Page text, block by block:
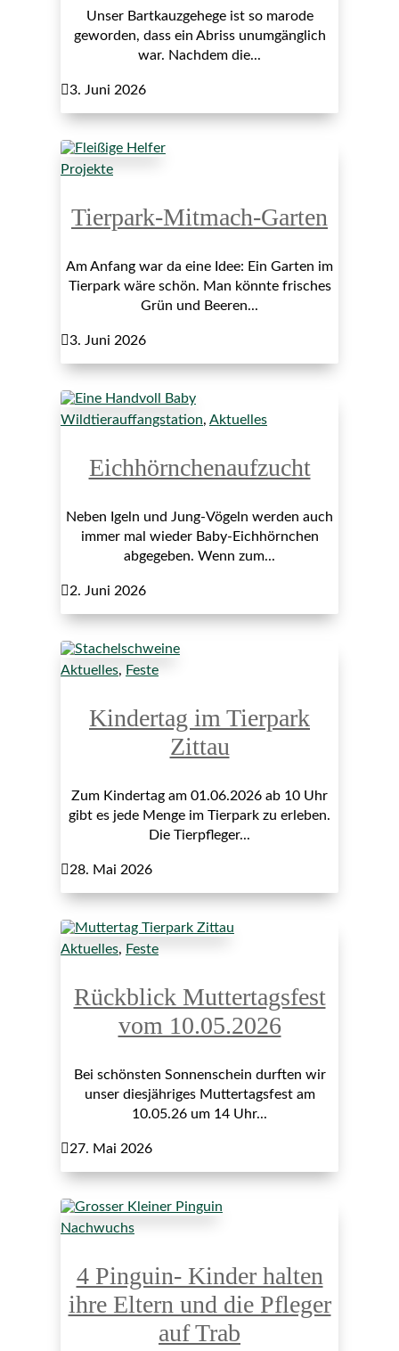
Unser Bartkauzgehege ist so marode
geworden, dass ein Abriss unumgänglich
war. Nachdem die...
3. Juni 2026
Projekte
Tierpark-Mitmach-Garten
Am Anfang war da eine Idee: Ein Garten im
Tierpark wäre schön. Man könnte frisches
Grün und Beeren...
3. Juni 2026
Wildtierauffangstation, Aktuelles
Eichhörnchenaufzucht
Neben Igeln und Jung-Vögeln werden auch
immer mal wieder Baby-Eichhörnchen
abgegeben. Wenn zum...
2. Juni 2026
Aktuelles, Feste
Kindertag im Tierpark
Zittau
Zum Kindertag am 01.06.2026 ab 10 Uhr
gibt es jede Menge im Tierpark zu erleben.
Die Tierpfleger...
28. Mai 2026
Aktuelles, Feste
Rückblick Muttertagsfest
vom 10.05.2026
Bei schönsten Sonnenschein durften wir
unser diesjähriges Muttertagsfest am
10.05.26 um 14 Uhr...
27. Mai 2026
Nachwuchs
4 Pinguin- Kinder halten
ihre Eltern und die Pfleger
auf Trab